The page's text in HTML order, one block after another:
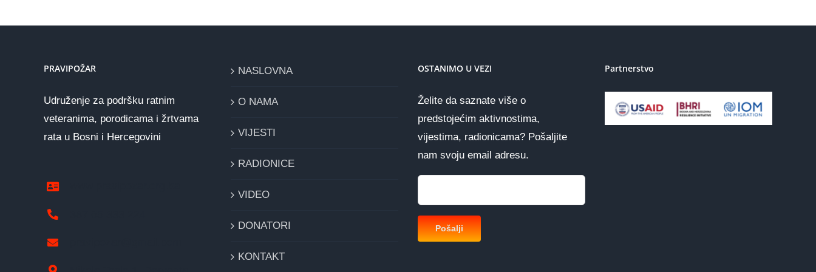
PRAVIPOŽAR
Udruženje za podršku ratnim
veteranima, porodicama i žrtvama
rata u Bosni i Hercegovini
NASLOVNA
O NAMA
VIJESTI
RADIONICE
VIDEO
DONATORI
KONTAKT
OSTANIMO U VEZI
Želite da saznate više o
predstojećim aktivnostima,
vijestima, radionicama? Pošaljite
nam svoju email adresu.
Partnerstvo